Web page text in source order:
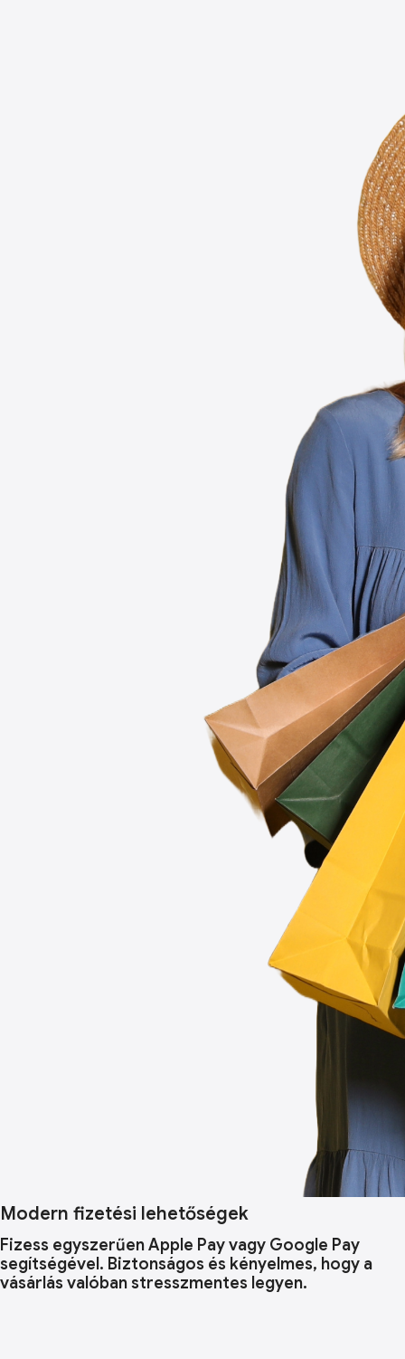
Modern fizetési lehetőségek
Fizess egyszerűen Apple Pay vagy Google Pay
segítségével. Biztonságos és kényelmes, hogy a
vásárlás valóban stresszmentes legyen.